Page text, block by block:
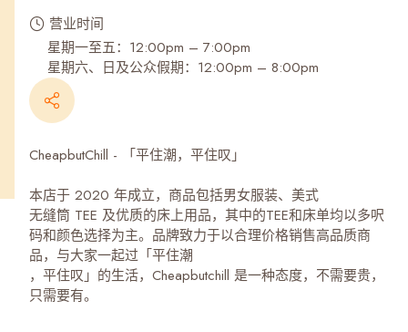
营业时间
星期一至五：12:00pm – 7:00pm
星期六、日及公众假期：12:00pm – 8:00pm
CheapbutChill - 「平住潮，平住叹」
本店于 2020 年成立，商品包括男女服装、美式
无缝筒 TEE 及优质的床上用品，其中的TEE和床单均以多呎
码和颜色选择为主。品牌致力于以合理价格销售高品质商
品，与大家一起过「平住潮
，平住叹」的生活，Cheapbutchill 是一种态度，不需要贵，
只需要有。